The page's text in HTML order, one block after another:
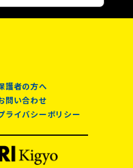
護者の方へ
問い合わせ
ライバシーポリシー